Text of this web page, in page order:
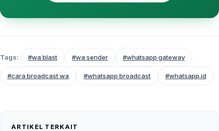
Tags: #wa blast #wa sender #whatsapp gateway
#cara broadcast wa #whatsapp broadcast #whatsapp.id
ARTIKEL TERKAIT